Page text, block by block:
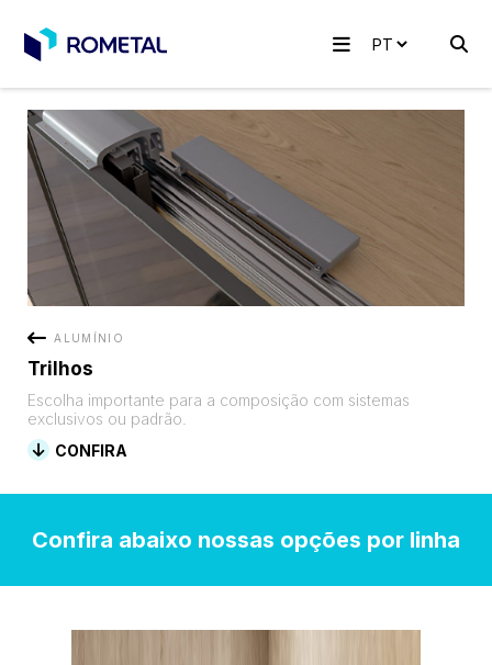
ALUMÍNIO
Trilhos
Escolha importante para a composição com sistemas
exclusivos ou padrão.
CONFIRA
Confira abaixo nossas opções por linha